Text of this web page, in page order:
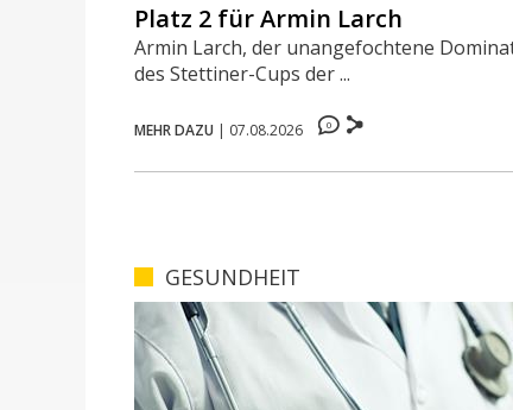
Platz 2 für Armin Larch
Armin Larch, der unangefochtene
des Stettiner-Cups der ...
MEHR DAZU | 07.08.2026 0
GESUNDHEIT